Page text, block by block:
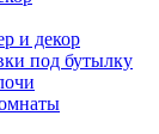
и декор
под бутылку